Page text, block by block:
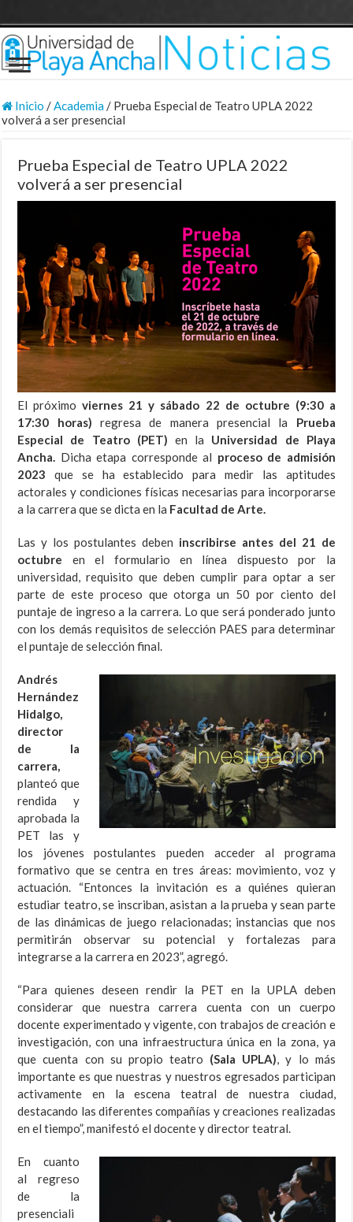
Inicio /Academia/ Prueba Especial de Teatro UPLA 2022
volverá a ser presencial
Prueba Especial de Teatro UPLA 2022
volverá a ser presencial
El próximoviernes 21 y sábado 22 de octubre (9:30 a
17:30 horas) regresa de manera presencial la Prueba
Especial de Teatro (PET) en la Universidad de Playa
Ancha. Dicha etapa corresponde al proceso de admisión
2023 que se ha establecido para medir las aptitudes
actorales y condiciones físicas necesarias para incorporarse
a la carrera que se dicta en la Facultad de Arte.
Las y los postulantes deben inscribirse antes del 21 de
octubre en el formulario en línea dispuesto por la
universidad, requisito que deben cumplir para optar a ser
parte de este proceso que otorga un 50 por ciento del
puntaje de ingreso a la carrera. Lo que será ponderado junto
con los demás requisitos de selección PAES para determinar
el puntaje de selección final.
Andrés
Hernández
Hidalgo,
director
de la
carrera,
planteó que
rendida y
aprobada la
PET las y
los jóvenes postulantes pueden acceder al programa
formativo que se centra en tres áreas: movimiento, voz y
actuación. “Entonces la invitación es a quiénes quieran
estudiar teatro, se inscriban, asistan a la prueba y sean parte
de las dinámicas de juego relacionadas; instancias que nos
permitirán observar su potencial y fortalezas para
integrarse a la carrera en 2023”, agregó.
“Para quienes deseen rendir la PET en la UPLA deben
considerar que nuestra carrera cuenta con un cuerpo
docente experimentado y vigente, con trabajos de creación e
investigación, con una infraestructura única en la zona, ya
que cuenta con su propio teatro (Sala UPLA), y lo más
importante es que nuestras y nuestros egresados participan
activamente en la escena teatral de nuestra ciudad,
destacando las diferentes compañías y creaciones realizadas
en el tiempo”, manifestó el docente y director teatral.
En cuanto
al regreso
de la
presenciali